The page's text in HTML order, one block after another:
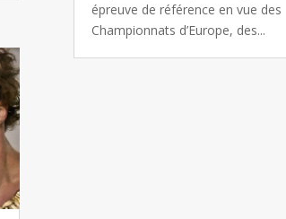
épreuve de référence en vue des
Championnats d’Europe, des...